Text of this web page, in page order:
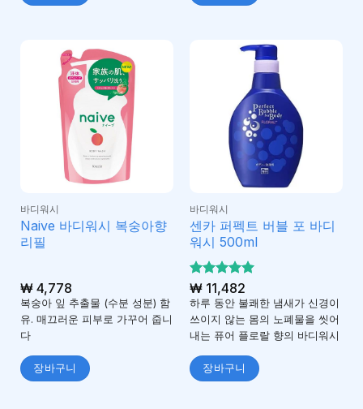
바디워시
Naive 바디워시 복숭아향
리필
₩4,778
복숭아 잎 추출물 (수분 성분) 함
유. 매끄러운 피부로 가꾸어 줍니
다
장바구니
바디워시
센카 퍼펙트 버블 포 바디
워시 500ml
5 중에서
5로 평가
됨
₩11,482
하루 동안 불쾌한 냄새가 신경이
쓰이지 않는 몸의 노폐물을 씻어
내는 퓨어 플로랄 향의 바디워시
장바구니